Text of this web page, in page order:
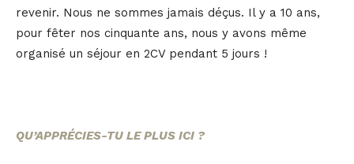
revenir. Nous ne sommes jamais déçus. Il y a 10 ans,
pour fêter nos cinquante ans, nous y avons même
organisé un séjour en 2CV pendant 5 jours !
QU’APPRÉCIES-TU LE PLUS ICI ?